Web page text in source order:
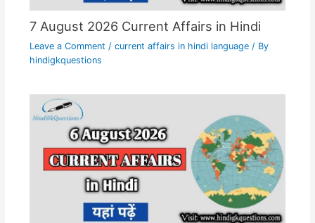
7 August 2026 Current Affairs in Hindi
Leave a Comment / current affairs in hindi language/ By
hindigkquestions